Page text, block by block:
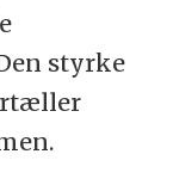
styrke